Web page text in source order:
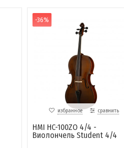
-36%
избранное сравнить
HMI HC-100ZO 4/4 -
Виолончель Student 4/4